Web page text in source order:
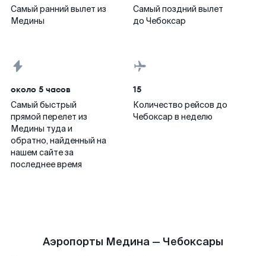
Самый ранний вылет из
Медины
Самый поздний вылет
до Чебоксар
около 5 часов
Самый быстрый
прямой перелет из
Медины туда и
обратно, найденный на
нашем сайте за
последнее время
15
Количество рейсов до
Чебоксар в неделю
Аэропорты Медина — Чебоксары